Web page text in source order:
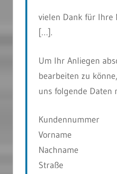
vielen Dank für Ihre
[…].
Um Ihr Anliegen
bearbeiten zu
uns folgende Daten
Kundennummer
Vorname
Nachname
Straße